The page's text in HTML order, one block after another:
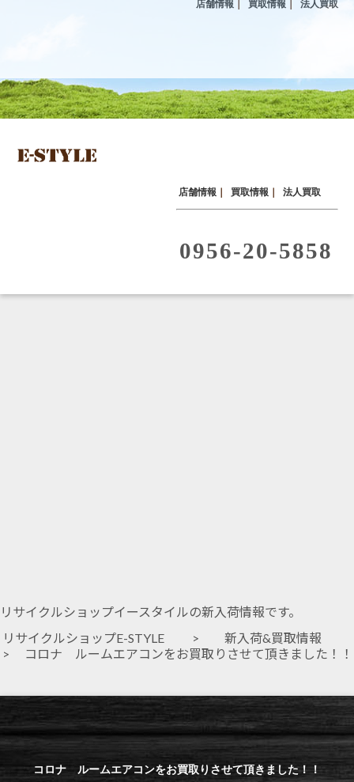
店舗情報 買取情報 法人買取
0956-20-5858
リサイクルショップイースタイルの新入荷情報です。
リサイクルショップE-STYLE
> 新入荷&買取情報
> コロナ ルームエアコンをお買取りさせて頂きました！！
コロナ ルームエアコンをお買取りさせて頂きました！！
店舗情報 買取情報 法人買取